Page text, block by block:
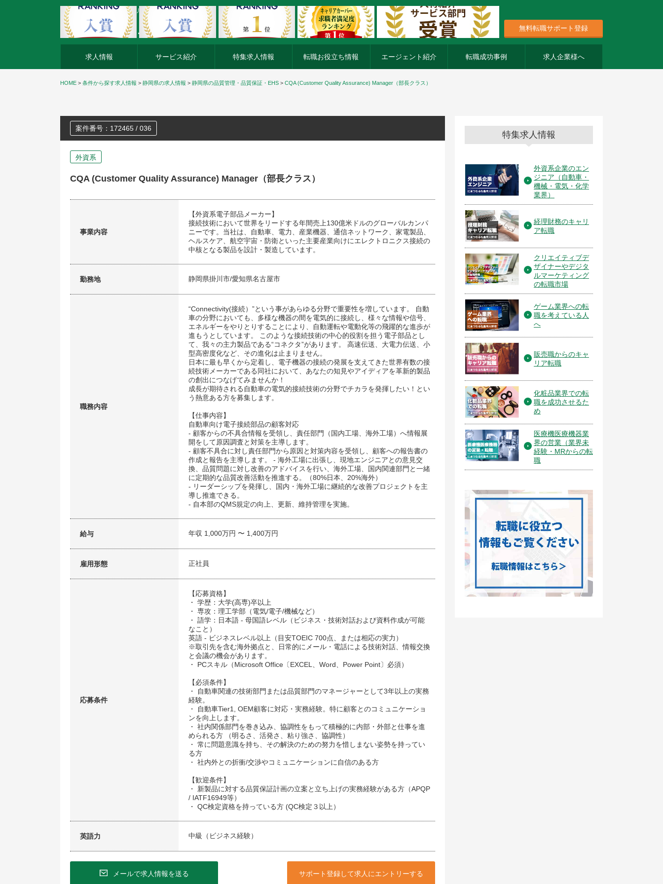
外資系企業の転職・キャリア転職ならアージスジャパン
無料転職サポート登録
求人情報 サービス紹介 特集求人情報 転職お役立ち情報 エージェント紹介 転職成功事例 求人企業様へ
HOME > 条件から探す求人情報 > 静岡県の求人情報 > 静岡県の品質管理・品質保証・EHS > CQA (Customer Quality Assurance) Manager（部長クラス）
案件番号：172465 / 036
外資系
CQA (Customer Quality Assurance) Manager（部長クラス）
事業内容
【外資系電子部品メーカー】
接続技術において世界をリードする年間売上130億米ドルのグローバルカンパ
ニーです。当社は、自動車、電力、産業機器、通信ネットワーク、家電製品、
ヘルスケア、航空宇宙・防衛といった主要産業向けにエレクトロニクス接続の
中核となる製品を設計・製造しています。
勤務地 静岡県掛川市/愛知県名古屋市
職務内容
“Connectivity(接続）”という事があらゆる分野で重要性を増しています。 自動
車の分野においても、多様な機器の間を電気的に接続し、様々な情報や信号、
エネルギーをやりとりすることにより、自動運転や電動化等の飛躍的な進歩が
進もうとしています。 このような接続技術の中心的役割を担う電子部品とし
て、我々の主力製品である“コネクタ”があります。 高速伝送、大電力伝送、小
型高密度化など、その進化は止まりません。
日本に最も早くから定着し、電子機器の接続の発展を支えてきた世界有数の接
続技術メーカーである同社において、あなたの知見やアイディアを革新的製品
の創出につなげてみませんか！
成長が期待される自動車の電気的接続技術の分野でチカラを発揮したい！とい
う熱意ある方を募集します。
【仕事内容】
自動車向け電子接続部品の顧客対応
- 顧客からの不具合情報を受領し、責任部門（国内工場、海外工場）へ情報展
開をして原因調査と対策を主導します。
- 顧客不具合に対し責任部門から原因と対策内容を受領し、顧客への報告書の
作成と報告を主導します。 - 海外工場に出張し、現地エンジニアとの意見交
換、品質問題に対し改善のアドバイスを行い、海外工場、国内関連部門と一緒
に定期的な品質改善活動を推進する。（80%日本、20%海外）
- リーダーシップを発揮し、国内・海外工場に継続的な改善プロジェクトを主
導し推進できる。
- 自本部のQMS規定の向上、更新、維持管理を実施。
給与 年収 1,000万円 〜 1,400万円
雇用形態 正社員
応募条件
【応募資格】
・ 学歴：大学(高専)卒以上
・ 専攻：理工学部（電気/電子/機械など）
・ 語学：日本語 - 母国語レベル（ビジネス・技術対話および資料作成が可能
なこと）
英語 - ビジネスレベル以上（目安TOEIC 700点、または相応の実力）
※取引先を含む海外拠点と、日常的にメール・電話による技術対話、情報交換
と会議の機会があります。
・ PCスキル（Microsoft Office〔EXCEL、Word、Power Point〕必須）
【必須条件】
・ 自動車関連の技術部門または品質部門のマネージャーとして3年以上の実務
経験。
・ 自動車Tier1, OEM顧客に対応・実務経験。特に顧客とのコミュニケーショ
ンを向上します。
・ 社内関係部門を巻き込み、協調性をもって積極的に内部・外部と仕事を進
められる方 （明るさ、活発さ、粘り強さ、協調性）
・ 常に問題意識を持ち、その解決のための努力を惜しまない姿勢を持ってい
る方
・ 社内外との折衝/交渉やコミュニケーションに自信のある方
【歓迎条件】
・ 新製品に対する品質保証計画の立案と立ち上げの実務経験がある方（APQP
/ IATF16949等）
・ QC検定資格を持っている方 (QC検定３以上）
英語力 中級（ビジネス経験）
メールで求人情報を送る サポート登録して求人にエントリーする
特集求人情報
外資系企業のエン
ジニア（自動車・
機械・電気・化学
業界）
経理財務のキャリ
ア転職
クリエイティブデ
ザイナーやデジタ
ルマーケティング
の転職市場
ゲーム業界への転
職を考えている人
へ
販売職からのキャ
リア転職
化粧品業界での転
職を成功させるた
め
医療機医療機器業
界の営業（業界未
経験・MRからの転
職